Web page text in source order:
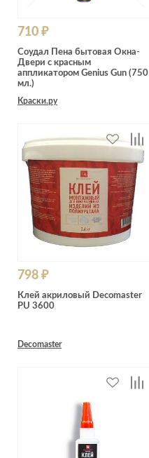
710 ₽
Соудал Пена бытовая Окна-
Двери с красным
аппликатором Genius Gun (750
мл.)
Краски.ру
798 ₽
Клей акриловый Decomaster
PU 3600
Decomaster